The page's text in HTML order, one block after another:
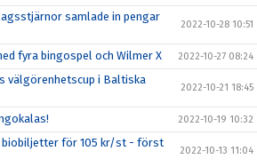
samlade in pengar
2022-10-28 10:51
fyra bingospel och Wilmer X 2022-10-27 08:24
välgörenhetscup i Baltiska
2022-10-21 18:45
2022-10-19 10:32
biobiljetter för 105 kr/st - först
2022-10-13 11:04